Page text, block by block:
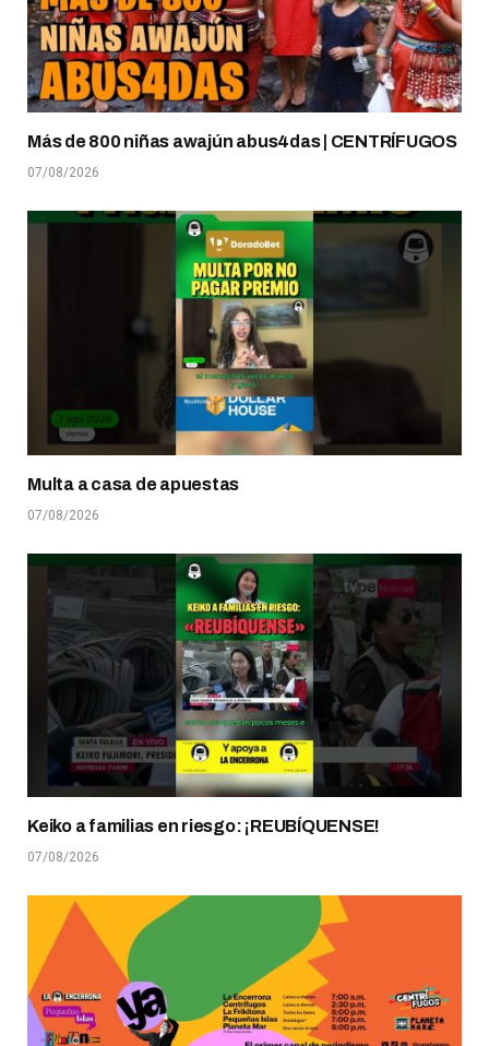
Más de 800 niñas awajún abus4das | CENTRÍFUGOS
07/08/2026
Multa a casa de apuestas
07/08/2026
Keiko a familias en riesgo: ¡REUBÍQUENSE!
07/08/2026